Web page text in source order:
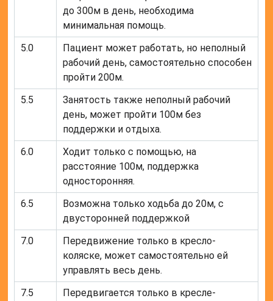
до 300м в день, необходима
минимальная помощь.
5.0
Пациент может работать, но неполный
рабочий день, самостоятельно способен
пройти 200м.
5.5
Занятость также неполный рабочий
день, может пройти 100м без
поддержки и отдыха.
6.0
Ходит только с помощью, на
расстояние 100м, поддержка
односторонняя.
6.5
Возможна только ходьба до 20м, с
двусторонней поддержкой
7.0
Передвижение только в кресло-
коляске, может самостоятельно ей
управлять весь день.
7.5
Передвигается только в кресле-